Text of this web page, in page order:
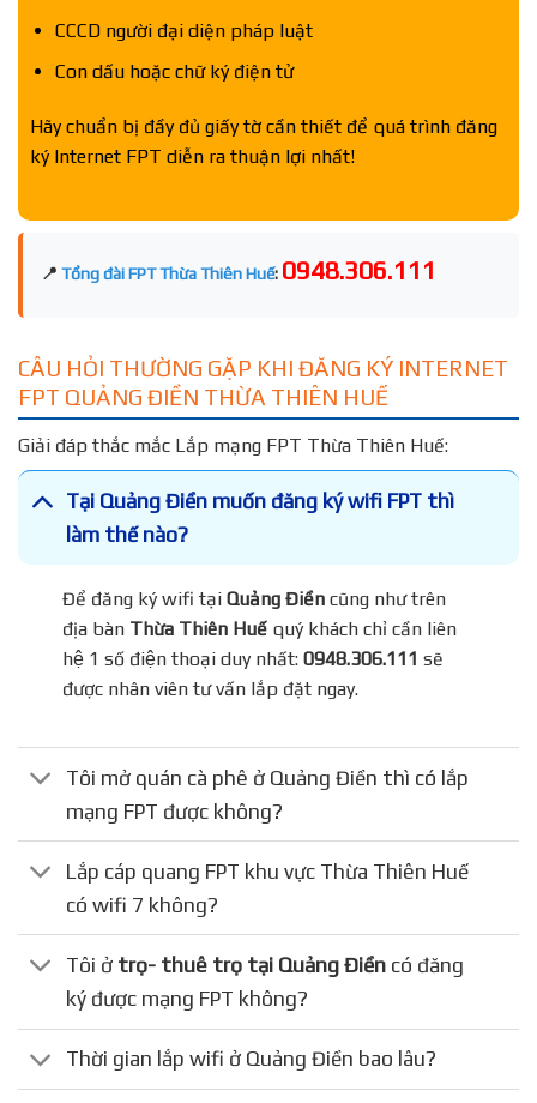
CCCD người đại diện pháp luật
Con dấu hoặc chữ ký điện tử
Hãy chuẩn bị đầy đủ giấy tờ cần thiết để quá trình đăng
ký Internet FPT diễn ra thuận lợi nhất!
📍 Tổng đài FPT Thừa Thiên Huế: 0948.306.111
CÂU HỎI THƯỜNG GẶP KHI ĐĂNG KÝ INTERNET
FPT QUẢNG ĐIỀN THỪA THIÊN HUẾ
Giải đáp thắc mắc Lắp mạng FPT Thừa Thiên Huế:
Tại Quảng Điền muốn đăng ký wifi FPT thì
làm thế nào?
Để đăng ký wifi tạiQuảng Điềncũng như trên
địa bànThừa Thiên Huếquý khách chỉ cần liên
hệ 1 số điện thoại duy nhất:0948.306.111 sẽ
được nhân viên tư vấn lắp đặt ngay.
Tôi mở quán cà phê ở Quảng Điền thì có lắp
mạng FPT được không?
Lắp cáp quang FPT khu vực Thừa Thiên Huế
có wifi 7 không?
Tôi ở trọ- thuê trọ tại Quảng Điền có đăng
ký được mạng FPT không?
Thời gian lắp wifi ở Quảng Điền bao lâu?